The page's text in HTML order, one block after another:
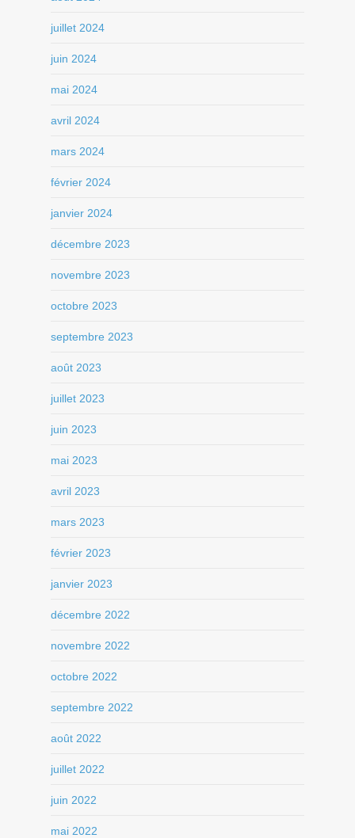
juillet 2024
juin 2024
mai 2024
avril 2024
mars 2024
février 2024
janvier 2024
décembre 2023
novembre 2023
octobre 2023
septembre 2023
août 2023
juillet 2023
juin 2023
mai 2023
avril 2023
mars 2023
février 2023
janvier 2023
décembre 2022
novembre 2022
octobre 2022
septembre 2022
août 2022
juillet 2022
juin 2022
mai 2022